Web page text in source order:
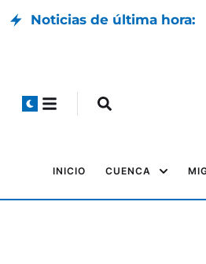
Noticias de última hora:
INICIO CUENCA